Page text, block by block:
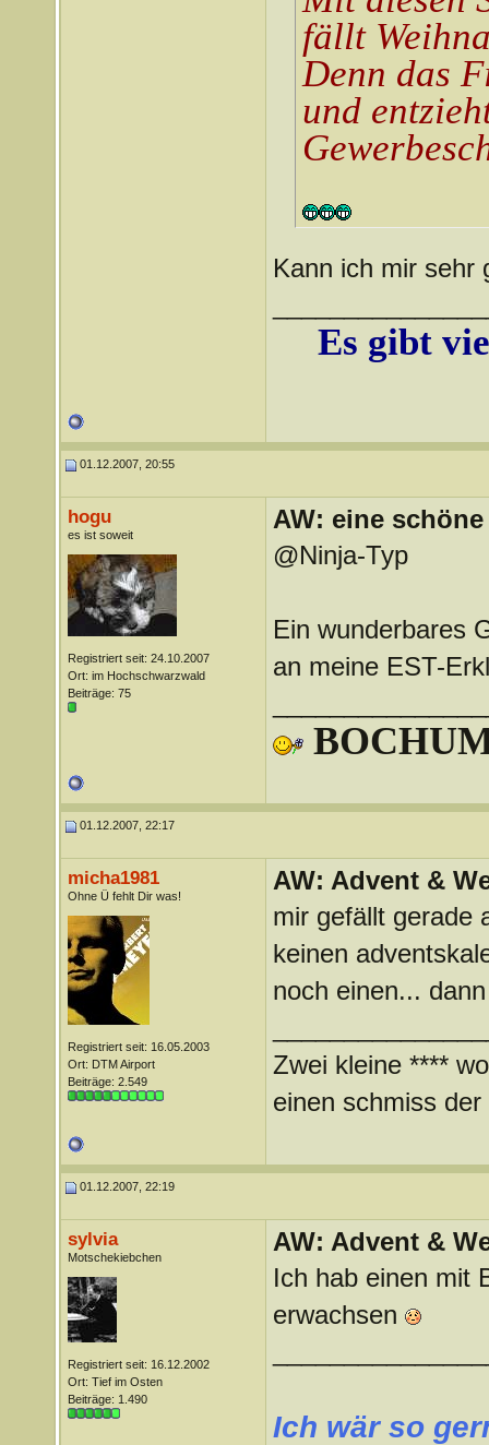
fällt
Denn das
und
Kann ich mir sehr
Es gibt
01.12.2007, 20:55
hogu
es ist soweit
Registriert seit: 24.10.2007
Ort: im Hochschwarzwald
Beiträge: 75
AW: eine
@Ninja-Typ
Ein wunderbares
an meine EST-
01.12.2007, 22:17
micha1981
Ohne Ü fehlt Dir was!
Registriert seit: 16.05.2003
Ort: DTM Airport
Beiträge: 2.549
AW: Advent &
mir gefällt gerade
keinen
noch einen...
Zwei kleine ****
einen schmiss
01.12.2007, 22:19
sylvia
Motschekiebchen
Registriert seit: 16.12.2002
Ort: Tief im Osten
Beiträge: 1.490
AW: Advent &
Ich hab einen mit
erwachsen
Ich wär so